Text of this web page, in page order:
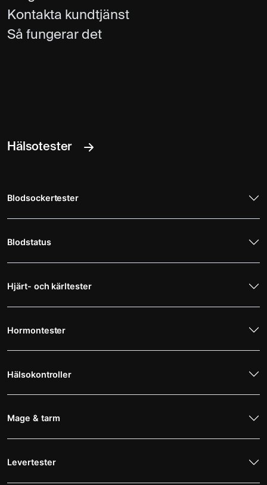
Kontakta kundtjänst
Så fungerar det
Hälsotester
Blodsockertester
Blodstatus
Hjärt- och kärltester
Hormontester
Hälsokontroller
Mage & tarm
Levertester